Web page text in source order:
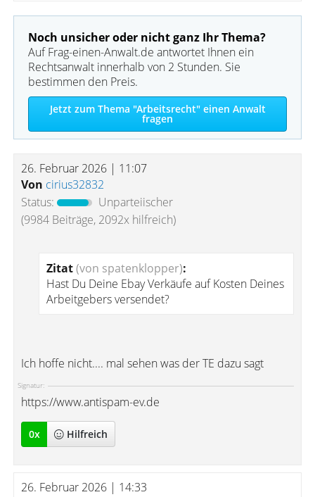
Noch unsicher oder nicht ganz Ihr Thema?
Auf Frag-einen-Anwalt.de antwortet Ihnen ein
Rechtsanwalt innerhalb von 2 Stunden. Sie
bestimmen den Preis.
Jetzt zum Thema "Arbeitsrecht" einen Anwalt
fragen
26. Februar 2026 | 11:07
Von cirius32832
Status:
Unparteiischer
(9984 Beiträge, 2092x hilfreich)
Zitat(von spatenklopper):
Hast Du Deine Ebay Verkäufe auf Kosten Deines
Arbeitgebers versendet?
Ich hoffe nicht.... mal sehen was der TE dazu sagt
Signatur:
https://www.antispam-ev.de
0x Hilfreich
26. Februar 2026 | 14:33